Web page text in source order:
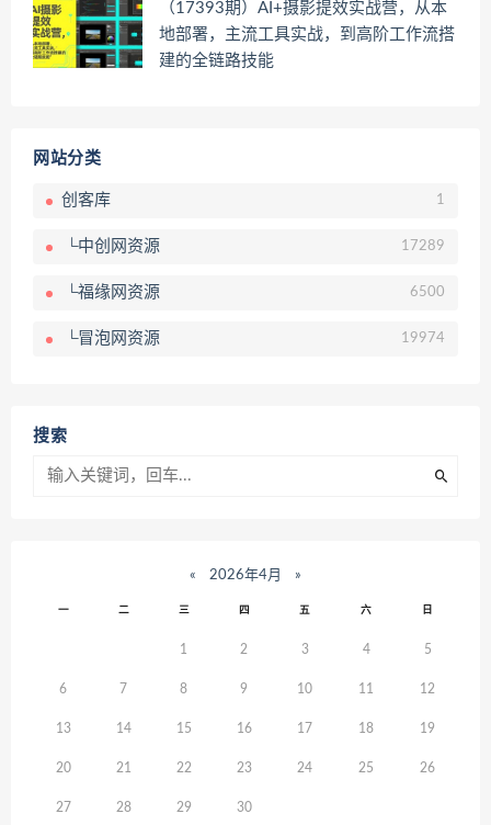
（17393期）AI+摄影提效实战营，从本
地部署，主流工具实战，到高阶工作流搭
建的全链路技能
网站分类
创客库 1
└中创网资源 17289
└福缘网资源 6500
└冒泡网资源 19974
搜索
« 2026年4月 »
一 二 三 四 五 六 日
1 2 3 4 5
6 7 8 9 10 11 12
13 14 15 16 17 18 19
20 21 22 23 24 25 26
27 28 29 30